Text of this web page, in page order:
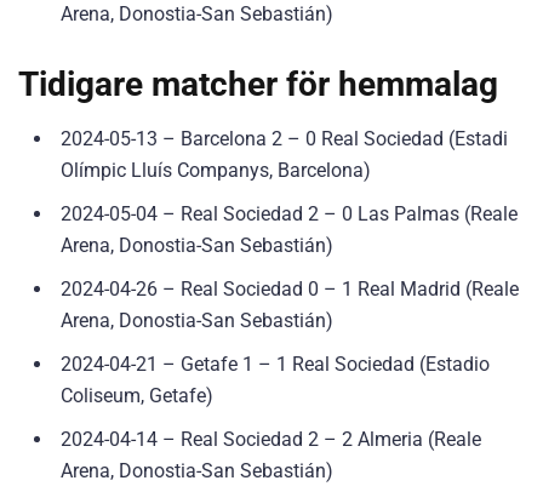
Arena, Donostia-San Sebastián)
Tidigare matcher för hemmalag
2024-05-13 – Barcelona 2 – 0 Real Sociedad (Estadi
Olímpic Lluís Companys, Barcelona)
2024-05-04 – Real Sociedad 2 – 0 Las Palmas (Reale
Arena, Donostia-San Sebastián)
2024-04-26 – Real Sociedad 0 – 1 Real Madrid (Reale
Arena, Donostia-San Sebastián)
2024-04-21 – Getafe 1 – 1 Real Sociedad (Estadio
Coliseum, Getafe)
2024-04-14 – Real Sociedad 2 – 2 Almeria (Reale
Arena, Donostia-San Sebastián)